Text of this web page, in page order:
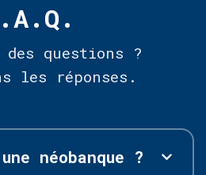
des questions ?
les réponses.
néobanque ?